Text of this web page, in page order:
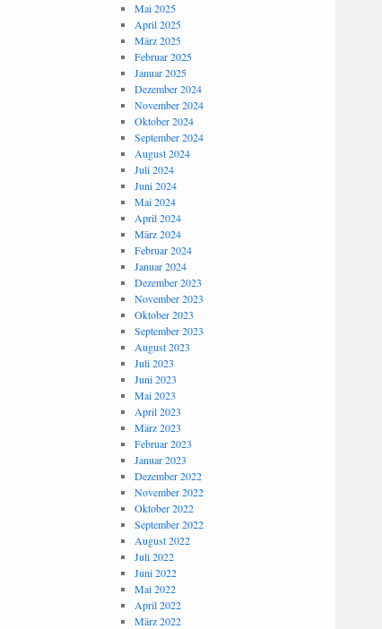
Mai 2025
April 2025
März 2025
Februar 2025
Januar 2025
Dezember 2024
November 2024
Oktober 2024
September 2024
August 2024
Juli 2024
Juni 2024
Mai 2024
April 2024
März 2024
Februar 2024
Januar 2024
Dezember 2023
November 2023
Oktober 2023
September 2023
August 2023
Juli 2023
Juni 2023
Mai 2023
April 2023
März 2023
Februar 2023
Januar 2023
Dezember 2022
November 2022
Oktober 2022
September 2022
August 2022
Juli 2022
Juni 2022
Mai 2022
April 2022
März 2022